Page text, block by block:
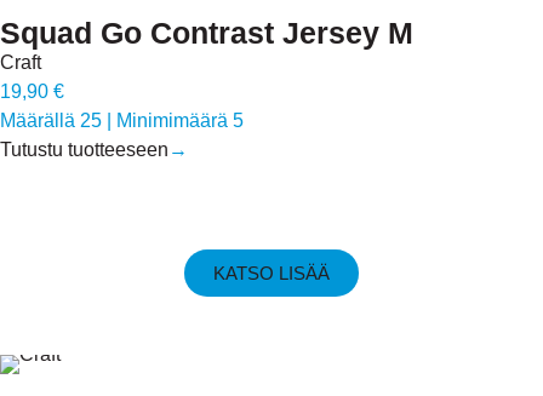
Squad Go Contrast Jersey M
Craft
19,90 €
Määrällä 25
Minimimäärä 5
Tutustu tuotteeseen →
KATSO LISÄÄ